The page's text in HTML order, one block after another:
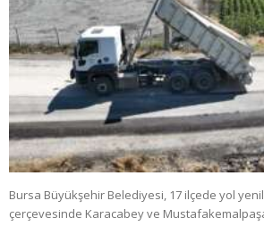
Bursa Büyükşehir Belediyesi, 17 ilçede yol
çerçevesinde Karacabey ve